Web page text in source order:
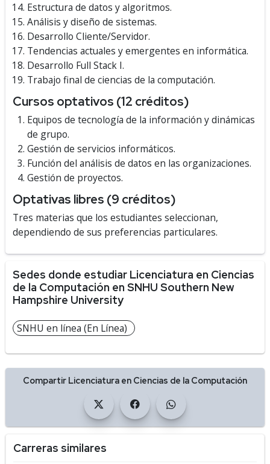
Estructura de datos y algoritmos.
Análisis y diseño de sistemas.
Desarrollo Cliente/Servidor.
Tendencias actuales y emergentes en informática.
Desarrollo Full Stack I.
Trabajo final de ciencias de la computación.
Cursos optativos (12 créditos)
Equipos de tecnología de la información y dinámicas
de grupo.
Gestión de servicios informáticos.
Función del análisis de datos en las organizaciones.
Gestión de proyectos.
Optativas libres (9 créditos)
Tres materias que los estudiantes seleccionan,
dependiendo de sus preferencias particulares.
Sedes donde estudiar Licenciatura en Ciencias
de la Computación en SNHU Southern New
Hampshire University
SNHU en línea (En Línea)
Compartir Licenciatura en Ciencias de la Computación
Carreras similares